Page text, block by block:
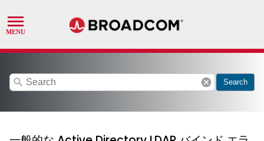
search cancel Search